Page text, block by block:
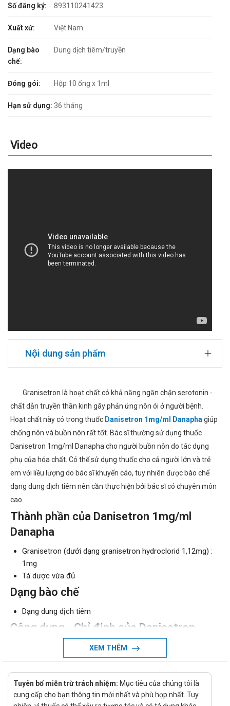
Số đăng ký: 893110241423
Xuất xứ: Việt Nam
Dạng bào
chế:
Dung dịch tiêm/truyền
Đóng gói: Hộp 10 ống x 1ml
Hạn sử dụng: 36 tháng
Video
Nội dung sản phẩm
Granisetron là hoạt chất có khả năng ngăn chặn serotonin -
chất dẫn truyền thần kinh gây phản ứng nôn ói ở người bệnh.
Hoạt chất này có trong thuốc Danisetron 1mg/ml Danaphagiúp
chống nôn và buồn nôn rất tốt. Bác sĩ thường sử dụng thuốc
Danisetron 1mg/ml Danapha cho người buồn nôn do tác dụng
phụ của hóa chất. Có thể sử dụng thuốc cho cả người lớn và trẻ
em với liều lượng do bác sĩ khuyến cáo, tuy nhiên được bào chế
dạng dung dịch tiêm nên cần thực hiện bởi bác sĩ có chuyên môn
cao.
Thành phần của Danisetron 1mg/ml
Danapha
Granisetron (dưới dạng granisetron hydroclorid 1,12mg) :
1mg
Tá dược vừa đủ
Dạng bào chế
Dạng dung dịch tiêm
Công dụng - Chỉ định của Danisetron
1mg/ml Danapha
Có tác dụng chống nôn, cơ chế tác dụng của thuốc đó
là: đối kháng chọn lọc với thụ thể của serotonin - chất
dẫn truyền thần kinh gây phản ứng nôn. Từ đó, giúp
XEM THÊM
Tuyên bố miễn trừ trách nhiệm: Mục tiêu của chúng tôi là
cung cấp cho bạn thông tin mới nhất và phù hợp nhất. Tuy